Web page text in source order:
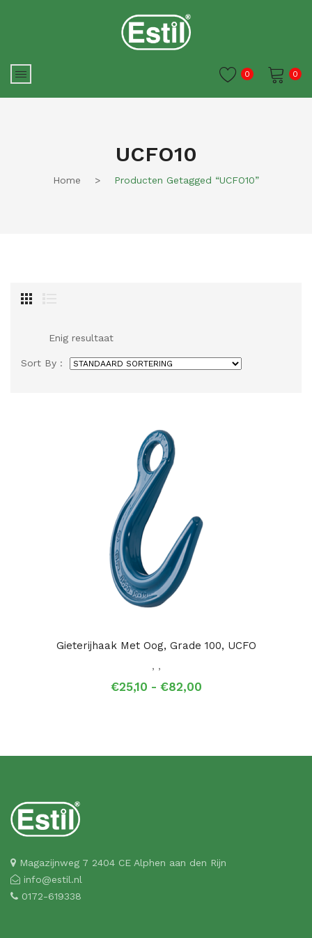
0
0
UCFO10
Home > Producten Getagged “UCFO10”
Enig resultaat
Sort By :
Gieterijhaak Met Oog, Grade 100, UCFO
, ,
€25,10 - €82,00Prijsklasse:
Magazijnweg 7 2404 CE Alphen aan den Rijn
info@estil.nl
0172-619338